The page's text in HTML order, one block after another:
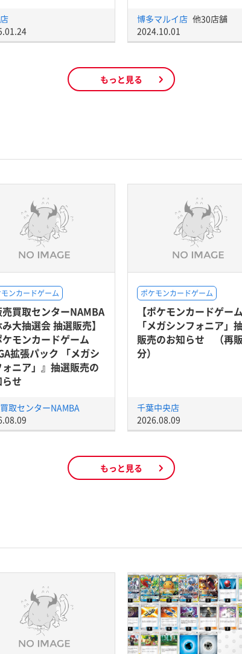
博多マルイ店 他30店舗
2024.10.01
もっと見る
ンカードゲーム
売買取センターNAMBA
大抽選会 抽選販売】
ケモンカードゲーム
拡張パック 「メガシ
ォニア」』抽選販売の
せ
取センターNAMBA
ポケモンカードゲーム
【ポケモンカードゲーム
「メガシンフォニア」
販売のお知らせ （再販
分）
千葉中央店
2026.08.09
もっと見る